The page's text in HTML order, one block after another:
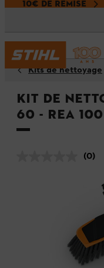
10€ DE REMISE
Kits de nettoyage
Kit de
60 - REA
(0)